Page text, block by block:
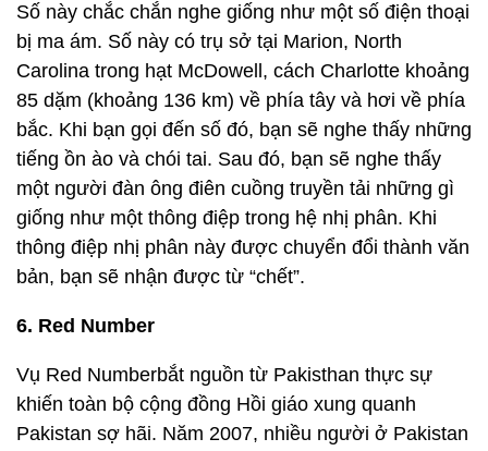
Số này chắc chắn nghe giống như một số điện thoại
bị ma ám. Số này có trụ sở tại Marion, North
Carolina trong hạt McDowell, cách Charlotte khoảng
85 dặm (khoảng 136 km) về phía tây và hơi về phía
bắc. Khi bạn gọi đến số đó, bạn sẽ nghe thấy những
tiếng ồn ào và chói tai. Sau đó, bạn sẽ nghe thấy
một người đàn ông điên cuồng truyền tải những gì
giống như một thông điệp trong hệ nhị phân. Khi
thông điệp nhị phân này được chuyển đổi thành văn
bản, bạn sẽ nhận được từ “chết”.
6. Red Number
Vụ Red Numberbắt nguồn từ Pakisthan thực sự
khiến toàn bộ cộng đồng Hồi giáo xung quanh
Pakistan sợ hãi. Năm 2007, nhiều người ở Pakistan